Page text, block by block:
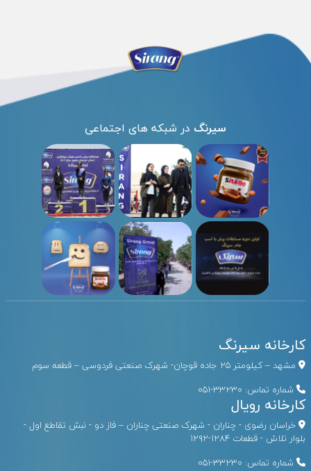
سیرنگ در شبکه های اجتماعی
کارخانه سیرنگ
مشهد – کیلومتر ۲۵ جاده قوچان- شهرک صنعتی فردوسی – قطعه سوم
شماره تماس: 33230-051
کارخانه رویال
خراسان رضوی - چناران - شهرک صنعتی چناران – فاز دو - نبش تقاطع اول -
بلوار تلاش - قطعات ۱۲۸۴-۱۲۹۲
شماره تماس: 33230-051